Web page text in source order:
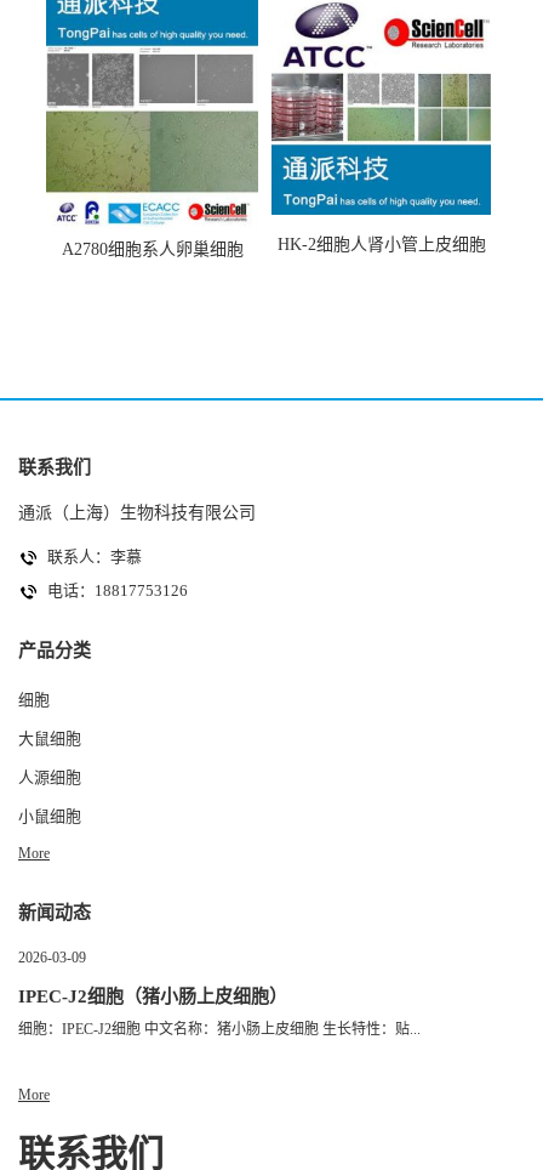
A2780细胞系人卵巢细胞
HK-2细胞人肾小管上皮细胞
联系我们
通派（上海）生物科技有限公司
联系人：李慕
电话：18817753126
产品分类
细胞
大鼠细胞
人源细胞
小鼠细胞
More
新闻动态
2026-03-09
IPEC-J2细胞（猪小肠上皮细胞）
细胞：IPEC-J2细胞 中文名称：猪小肠上皮细胞 生长特性：贴...
More
联系我们